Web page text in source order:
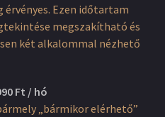
Ezen időtartam
megszakítható és
két alkalommal nézhető
Ft / hó
„bármikor elérhető”